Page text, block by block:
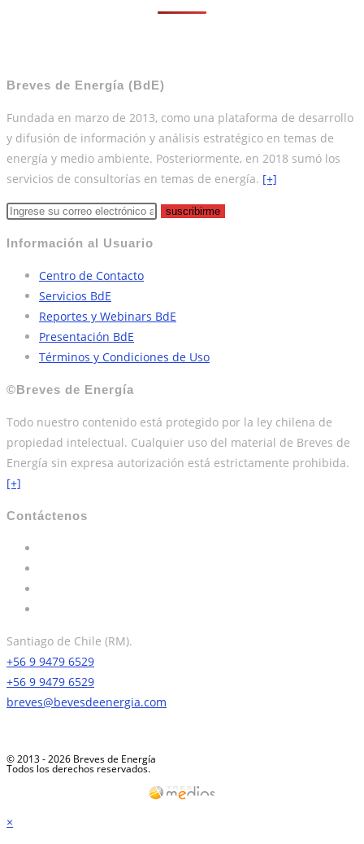
Breves de Energía (BdE)
Fundada en marzo de 2013, como una plataforma de desarrollo
y difusión de información y análisis estratégico en temas de
energía y medio ambiente. Posteriormente, en 2018 sumó los
servicios de consultorías en temas de energía. [+]
suscribirme
Información al Usuario
Centro de Contacto
Servicios BdE
Reportes y Webinars BdE
Presentación BdE
Términos y Condiciones de Uso
©Breves de Energía
Todo nuestro contenido está protegido por la ley chilena de
propiedad intelectual. Cualquier uso del material de Breves de
Energía sin expresa autorización está estrictamente prohibida.
[+]
Contáctenos
Santiago de Chile (RM).
+56 9 9479 6529
+56 9 9479 6529
breves@bevesdeenergia.com
© 2013 - 2026 Breves de Energía
Todos los derechos reservados.
×